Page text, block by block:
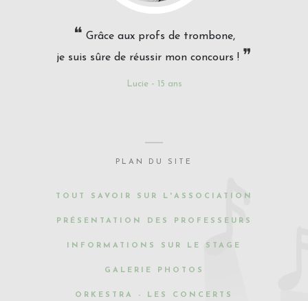
❝ Grâce aux profs de trombone,
je suis sûre de réussir mon concours ! ❞
Lucie - 15 ans
PLAN DU SITE
TOUT SAVOIR SUR L'ASSOCIATION
PRÉSENTATION DES PROFESSEURS
INFORMATIONS SUR LE STAGE
GALERIE PHOTOS
ORKESTRA - LES CONCERTS